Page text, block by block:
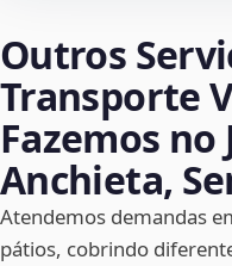
Outros
Transporte
Fazemos no
Anchieta,
Atendemos demandas
pátios, cobrindo